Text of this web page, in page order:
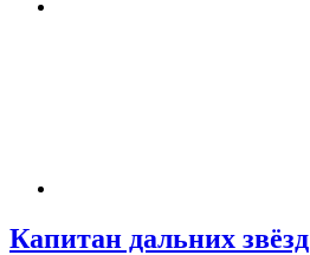
Капитан дальних звёзд